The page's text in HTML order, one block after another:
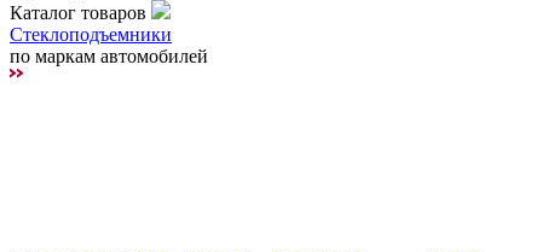
Каталог товаров
Стеклоподъемники
по маркам автомобилей